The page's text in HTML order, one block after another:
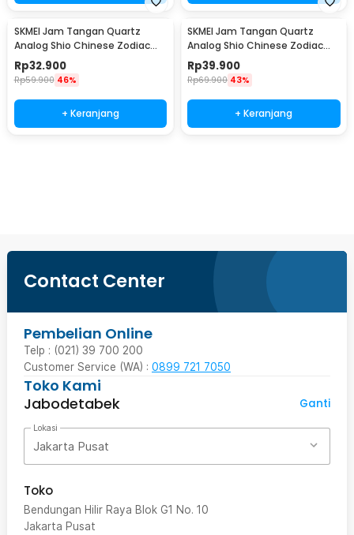
SKMEI Jam Tangan Quartz
Analog Shio Chinese Zodiac
Waterproof 30M Kambing -
2327
Rp32.900
Rp59.900 46%
+ Keranjang
SKMEI Jam Tangan Quartz
Analog Shio Chinese Zodiac
Waterproof 30M Kuda - 2327
Rp39.900
Rp69.900 43%
+ Keranjang
Contact Center
Pembelian Online
Telp : (021) 39 700 200
Customer Service (WA) : 0899 721 7050
Toko Kami
Jabodetabek
Ganti
Lokasi
Jakarta Pusat
Toko
Bendungan Hilir Raya Blok G1 No. 10
Jakarta Pusat